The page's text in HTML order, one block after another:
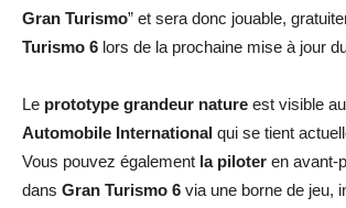
Gran Turismo” et sera donc jouable,
Turismo 6 lors de la prochaine mise à jour
Le prototype grandeur nature est visible au
Automobile International qui se tient
Vous pouvez également la piloter en avant-
dans Gran Turismo 6 via une borne de jeu,